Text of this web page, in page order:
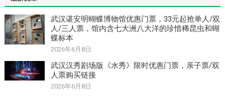
武汉谌安明蝴蝶博物馆优惠门票，33元起抢单人/双
人/三人票，馆内含七大洲八大洋的珍惜稀昆虫和蝴
蝶标本
2026年6月8日
武汉汉秀剧场版《水秀》限时优惠门票，亲子票/双
人票购买链接
2026年6月8日